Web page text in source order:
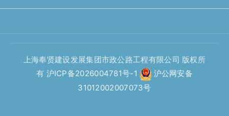
上海奉贤建设发展集团市政公路工程有限公司 版权所
有 沪ICP备2026004781号-1
沪公网安备
31012002007073号